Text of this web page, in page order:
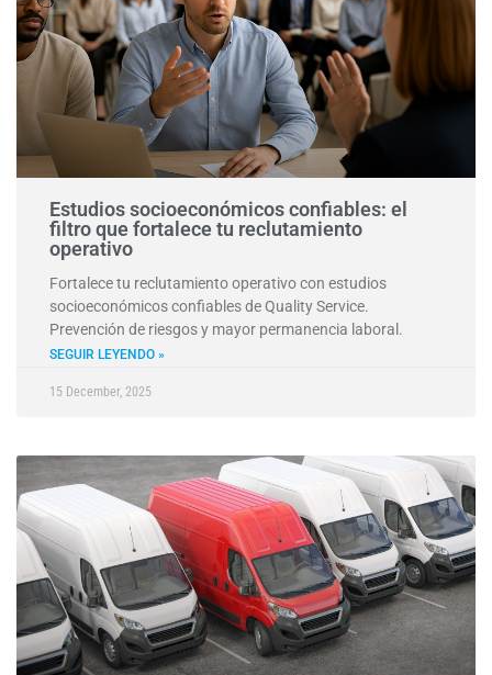
Estudios socioeconómicos confiables: el
filtro que fortalece tu reclutamiento
operativo
Fortalece tu reclutamiento operativo con estudios
socioeconómicos confiables de Quality Service.
Prevención de riesgos y mayor permanencia laboral.
SEGUIR LEYENDO »
15 December, 2025